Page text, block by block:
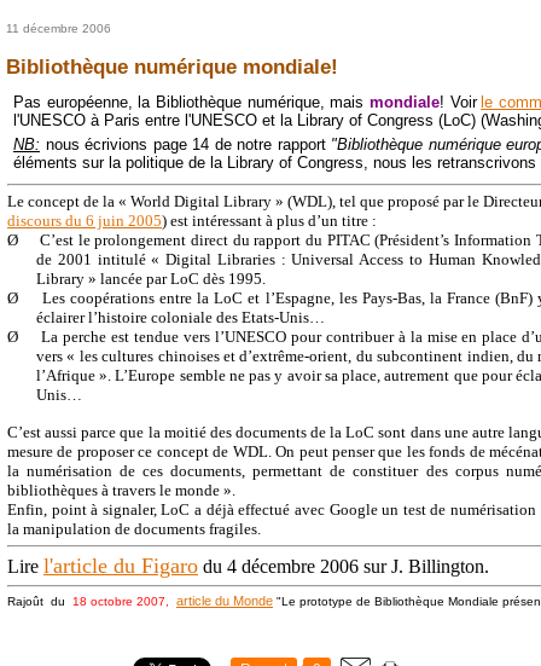
11 décembre 2006
Bibliothèque numérique mondiale!
Pas européenne, la Bibliothèque numérique, mais mondiale! Voir le
l'UNESCO à Paris entre l'UNESCO et la Library of Congress (LoC)
NB: nous écrivions page 14 de notre rapport "Bibliothèque numérique
éléments sur la politique de la Library of Congress, nous les
Le concept de la « World Digital Library » (WDL), tel que proposé par le
discours du 6 juin 2005) est intéressant à plus d’un titre :
Ø
C’est le prolongement direct du rapport du PITAC (Président’s
de 2001 intitulé « Digital Libraries : Universal Access to Human
Library » lancée par LoC dès 1995.
Ø
Les coopérations entre la LoC et l’Espagne, les Pays-Bas, la France (BnF)
éclairer l’histoire coloniale des Etats-Unis…
Ø
La perche est tendue vers l’UNESCO pour contribuer à la mise en place
vers « les cultures chinoises et d’extrême-orient, du subcontinent indien, du
l’Afrique ». L’Europe semble ne pas y avoir sa place, autrement que pour
Unis…
C’est aussi parce que la moitié des documents de la LoC sont dans une autre
mesure de proposer ce concept de WDL. On peut penser que les fonds de
la numérisation de ces documents, permettant de constituer des corpus
bibliothèques à travers le monde ».
Enfin, point à signaler, LoC a déjà effectué avec Google un test de
la manipulation de documents fragiles.
Lire l'article du Figaro du 4 décembre 2006 sur J. Billington.
Rajoût du 18 octobre 2007, article du Monde "Le prototype de Bibliothèque Mondiale